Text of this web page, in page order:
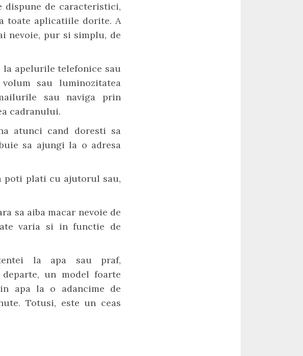
dispune de caracteristici,
toate aplicatiile dorite. A
nevoie, pur si simplu, de
la apelurile telefonice sau
sau luminozitatea
sau naviga prin
cadranului.
atunci cand doresti sa
sa ajungi la o adresa
poti plati cu ajutorul sau,
sa aiba macar nevoie de
varia si in functie de
la apa sau praf,
departe, un model foarte
apa la o adancime de
Totusi, este un ceas